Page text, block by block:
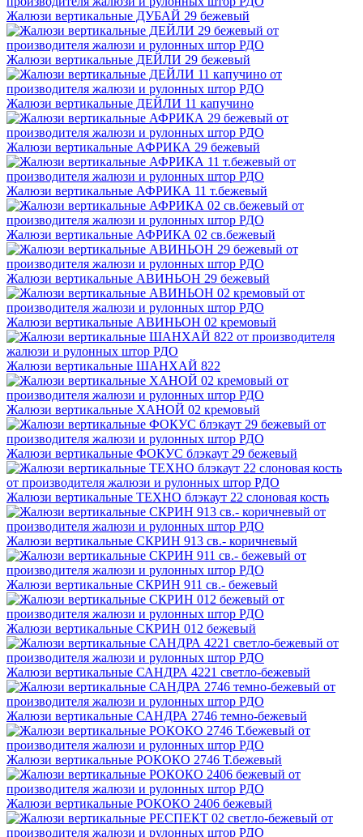
Жалюзи вертикальные ДУБАЙ 29 бежевый
Жалюзи вертикальные ДЕЙЛИ 29 бежевый
Жалюзи вертикальные ДЕЙЛИ 11 капучино
Жалюзи вертикальные АФРИКА 29 бежевый
Жалюзи вертикальные АФРИКА 11 т.бежевый
Жалюзи вертикальные АФРИКА 02 св.бежевый
Жалюзи вертикальные АВИНЬОН 29 бежевый
Жалюзи вертикальные АВИНЬОН 02 кремовый
Жалюзи вертикальные ШАНХАЙ 822
Жалюзи вертикальные ХАНОЙ 02 кремовый
Жалюзи вертикальные ФОКУС блэкаут 29 бежевый
Жалюзи вертикальные ТЕХНО блэкаут 22 слоновая кость
Жалюзи вертикальные СКРИН 913 св.- коричневый
Жалюзи вертикальные СКРИН 911 св.- бежевый
Жалюзи вертикальные СКРИН 012 бежевый
Жалюзи вертикальные САНДРА 4221 светло-бежевый
Жалюзи вертикальные САНДРА 2746 темно-бежевый
Жалюзи вертикальные РОКОКО 2746 Т.бежевый
Жалюзи вертикальные РОКОКО 2406 бежевый